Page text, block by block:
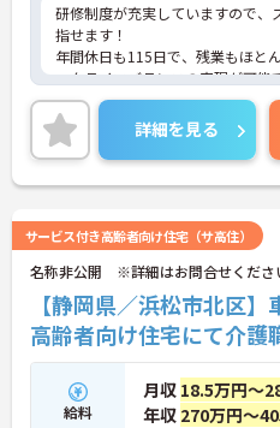
研修制度が充実していますので、
指せます！
年間休日も115日で、残業もほと
ークライフバランスの実現が可能
方には、面接対策ポイントなど、
しいたしますのでお気軽にご相談
詳細を見る
サービス付き高齢者向け住宅（サ高住）
名称非公開 ※詳細はお問合せくださ
【静岡県／浜松市北区
高齢者向け住宅にて介護
給料
月収 18.5万円～
年収 270万円～